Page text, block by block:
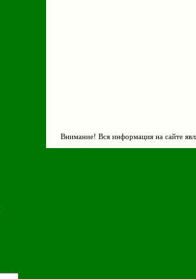
Внимание! Вся информация на сайте